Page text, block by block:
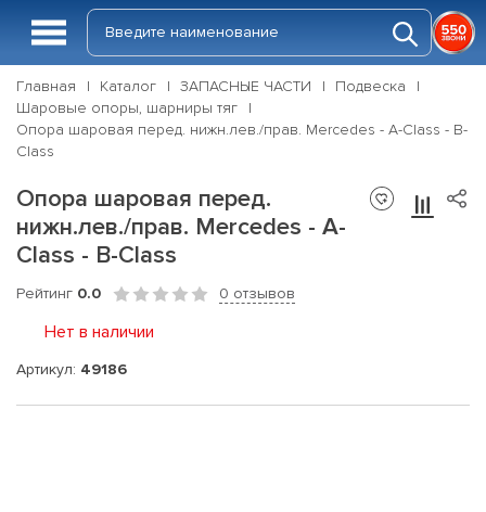
Главная Каталог ЗАПАСНЫЕ ЧАСТИ
Подвеска
Шаровые опоры, шарниры тяг
Опора шаровая перед. нижн.лев./прав. Mercedes - A-Class - B-
Class
Опора шаровая перед.
нижн.лев./прав. Mercedes - A-
Class - B-Class
Рейтинг 0.0 0 отзывов
Нет в наличии
Артикул: 49186